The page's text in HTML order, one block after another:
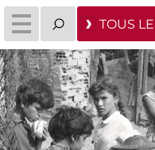
TOUS